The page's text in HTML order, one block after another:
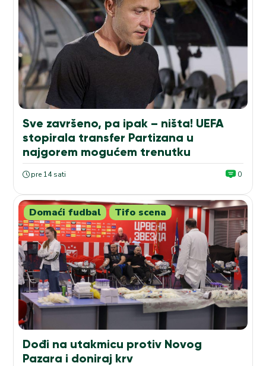
Sve završeno, pa ipak – ništa! UEFA
stopirala transfer Partizana u
najgorem mogućem trenutku
pre 14 sati 0
Domaći fudbal Tifo scena
Dođi na utakmicu protiv Novog
Pazara i doniraj krv